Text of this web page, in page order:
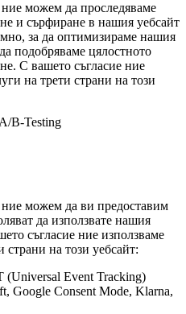
можем да проследяваме
и сърфиране в нашия уебсайт
за да оптимизираме нашия
подобряваме цялостното
С вашето съгласие ние
на трети страни на този
B-Testing
можем да ви предоставим
да използвате нашия
съгласие ние използваме
страни на този уебсайт:
(Universal Event Tracking)
Google Consent Mode, Klarna,